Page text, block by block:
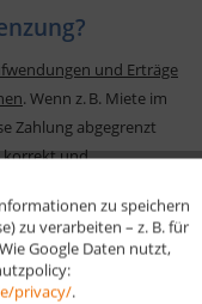
und Erträge
. Wenn z. B. Miete im
Zahlung abgegrenzt
korrekt und
später).
Aktiv
Aktiv
zu speichern
zu verarbeiten – z. B. für
Google Daten nutzt,
privacy/.